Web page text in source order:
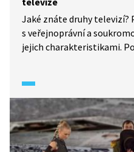
Jaké znáte druhy televizí?
s veřejnoprávní a
jejich charakteristikami.